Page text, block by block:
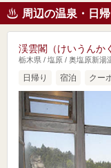
周辺の温泉・日
渓雲閣（けいうんか
栃木県 / 塩原 / 奥塩原新湯
日帰り 宿泊 クー